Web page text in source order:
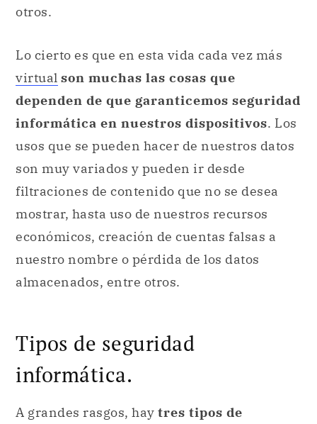
otros.
Lo cierto es que en esta vida cada vez más
virtual son muchas las cosas que
dependen de que garanticemos seguridad
informática en nuestros dispositivos. Los
usos que se pueden hacer de nuestros datos
son muy variados y pueden ir desde
filtraciones de contenido que no se desea
mostrar, hasta uso de nuestros recursos
económicos, creación de cuentas falsas a
nuestro nombre o pérdida de los datos
almacenados, entre otros.
Tipos de seguridad
informática.
A grandes rasgos, hay tres tipos de